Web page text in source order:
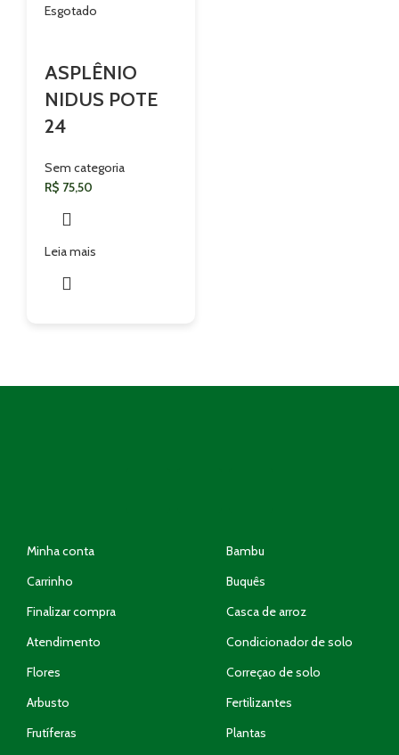
Esgotado
ASPLÊNIO
NIDUS POTE
24
Sem categoria
R$ 75,50
Leia mais
Minha conta
Carrinho
Finalizar compra
Atendimento
Flores
Arbusto
Frutíferas
Bambu
Buquês
Casca de arroz
Condicionador de solo
Correçao de solo
Fertilizantes
Plantas